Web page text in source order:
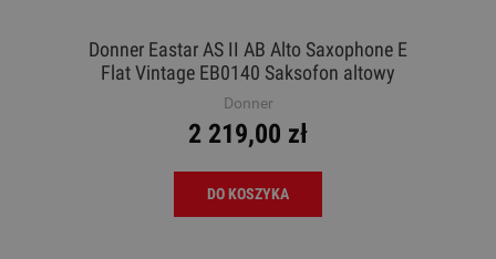
Donner Eastar AS II AB Alto Saxophone E
Flat Vintage EB0140 Saksofon altowy
Donner
2 219,00 zł
DO KOSZYKA